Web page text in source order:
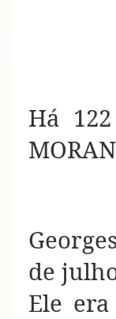
Há
de
Ele